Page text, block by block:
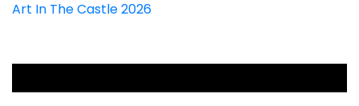
Art In The Castle 2026